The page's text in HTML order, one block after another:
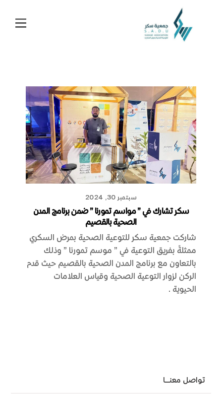
content
سبتمبر 30, 2024
سكر تشارك في ” مواسم تمورنا ” ضمن برنامج المدن
الصحية بالقصيم
شاركت جمعية سكر للتوعية الصحية بمرض السكري
ممثلةً بفريق التوعية في ” موسم تمورنا ” وذلك
بالتعاون مع برنامج المدن الصحية بالقصيم حيث قدم
الركن لزوار التوعية الصحية وقياس العلامات
الحيوية.
تواصل معنـــا